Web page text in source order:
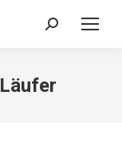
Search:
Läufer